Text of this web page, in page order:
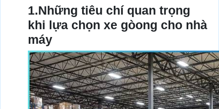
1.Những tiêu chí quan trọng
khi lựa chọn xe gòong cho nhà
máy